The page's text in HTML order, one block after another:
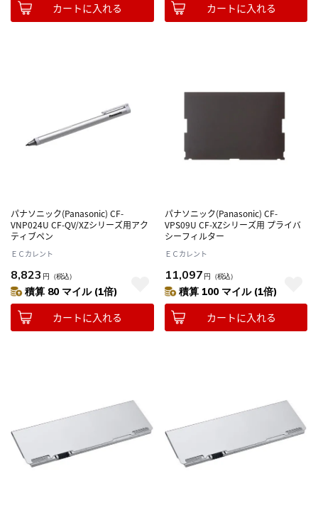
カートに入れる カートに入れる
パナソニック(Panasonic) CF-
VNP024U CF-QV/XZシリーズ用アク
ティブペン
ＥＣカレント
8,823 円 （税込）
積算 80 マイル (1倍)
カートに入れる
パナソニック(Panasonic) CF-
VPS09U CF-XZシリーズ用 プライバ
シーフィルター
ＥＣカレント
11,097 円 （税込）
積算 100 マイル (1倍)
カートに入れる